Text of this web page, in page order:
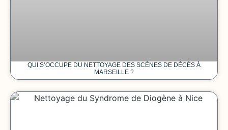
QUI S’OCCUPE DU NETTOYAGE DES SCÈNES DE DÉCÈS À
MARSEILLE ?